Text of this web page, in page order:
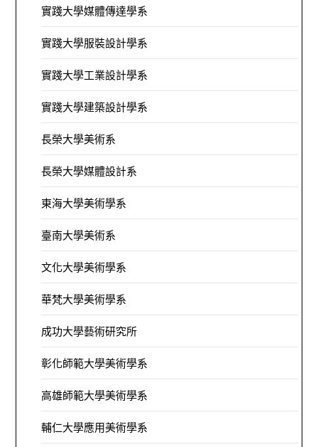
實踐大學媒體傳達學系
實踐大學服裝設計學系
實踐大學工業設計學系
實踐大學建築設計學系
長榮大學美術系
長榮大學媒體設計系
東海大學美術學系
臺南大學美術系
文化大學美術學系
華梵大學美術學系
成功大學藝術研究所
彰化師範大學美術學系
高雄師範大學美術學系
輔仁大學應用美術學系